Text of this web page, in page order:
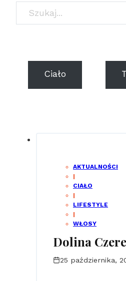
Ciało
AKTUALNOŚCI
|
CIAŁO
|
LIFESTYLE
|
WŁOSY
Dolina
25 października,